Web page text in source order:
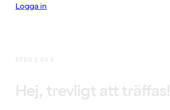
Logga in
STEG 2 AV 5
Hej, trevligt att träffas!